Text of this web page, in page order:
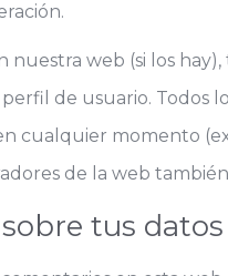
nuestra web (si los
de usuario. Todos
cualquier momento
de la web
tus datos